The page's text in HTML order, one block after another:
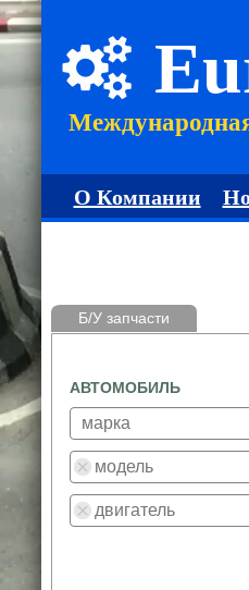
О Компании
Б/У запчасти
АВТОМОБИЛЬ